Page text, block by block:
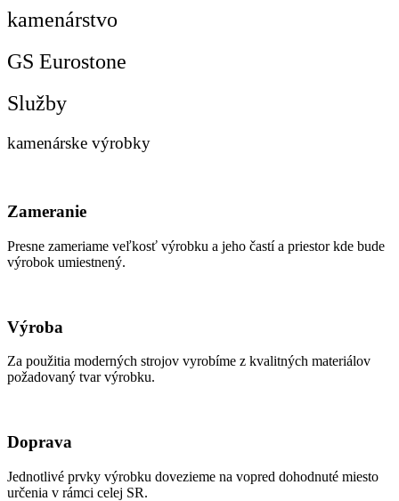
kamenárstvo
GS Eurostone
Služby
kamenárske výrobky
Zameranie
Presne zameriame veľkosť výrobku a jeho častí a priestor kde bude
výrobok umiestnený.
Výroba
Za použitia moderných strojov vyrobíme z kvalitných materiálov
požadovaný tvar výrobku.
Doprava
Jednotlivé prvky výrobku dovezieme na vopred dohodnuté miesto
určenia v rámci celej SR.